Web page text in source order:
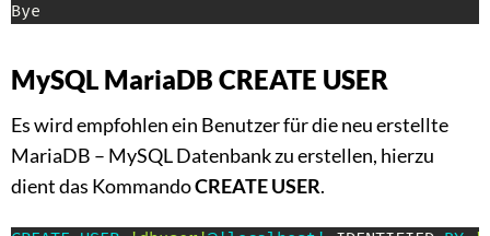
Bye
MySQL MariaDB CREATE USER
Es wird empfohlen ein Benutzer für die neu erstellte
MariaDB – MySQL Datenbank zu erstellen, hierzu
dient das KommandoCREATE USER.